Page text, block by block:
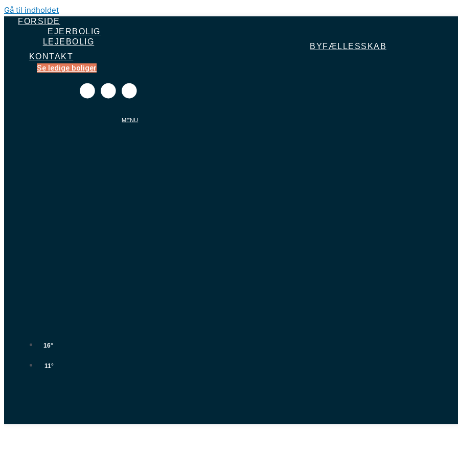
Gå til indholdet
FORSIDE
EJERBOLIG
LEJEBOLIG
BYFÆLLESSKAB
KONTAKT
Se ledige boliger
MENU
16°
11°